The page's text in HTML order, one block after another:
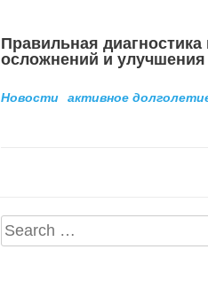
Правильная
осложнений и улучшения
Новости активное